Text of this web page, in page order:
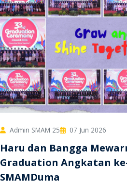
Admin SMAM 25 07 Jun 2026
Haru dan Bangga
Graduation Angkatan
SMAMDuma